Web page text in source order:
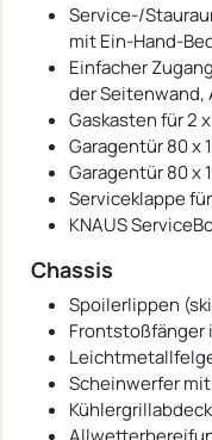
Service-/
mit Ein-Hand-
Einfacher
der Seitenwand,
Gaskasten für 2
Garagentür 80 x
Garagentür 80 x
Serviceklappe
KNAUS
Chassis
Spoilerlippen
Frontstoßfänger
Scheinwerfer